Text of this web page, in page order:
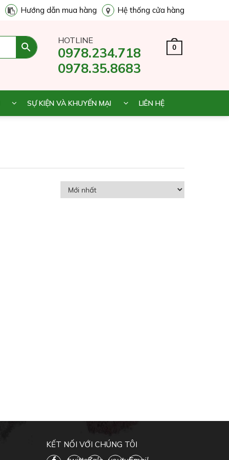
Hướng dẫn mua hàng Hệ thống cửa hàng
HOTLINE
0978.234.718
0978.35.8683
0
SỰ KIỆN VÀ KHUYẾN MẠI LIÊN HỆ
KẾT NỐI VỚI CHÚNG TÔI